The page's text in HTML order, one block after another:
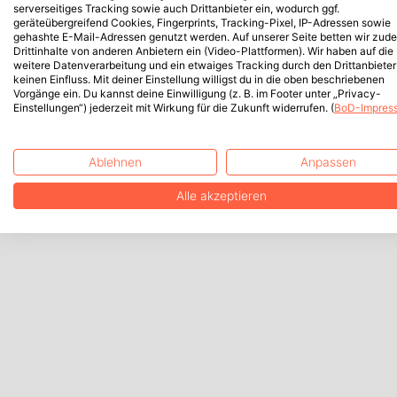
serverseitiges Tracking sowie auch Drittanbieter ein, wodurch ggf.
geräteübergreifend Cookies, Fingerprints, Tracking-Pixel, IP-Adressen sowie
gehashte E-Mail-Adressen genutzt werden. Auf unserer Seite betten wir
Drittinhalte von anderen Anbietern ein (Video-Plattformen). Wir haben auf die
weitere Datenverarbeitung und ein etwaiges Tracking durch den Drittanbieter
keinen Einfluss. Mit deiner Einstellung willigst du in die oben beschriebenen
Vorgänge ein. Du kannst deine Einwilligung (z. B. im Footer unter „Privacy-
Einstellungen“) jederzeit mit Wirkung für die Zukunft widerrufen. (BoD-
Ablehnen Anpassen
Alle akzeptieren